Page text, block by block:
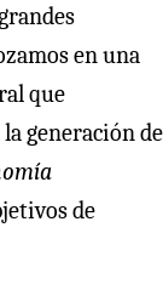
en una
que
generación de
de